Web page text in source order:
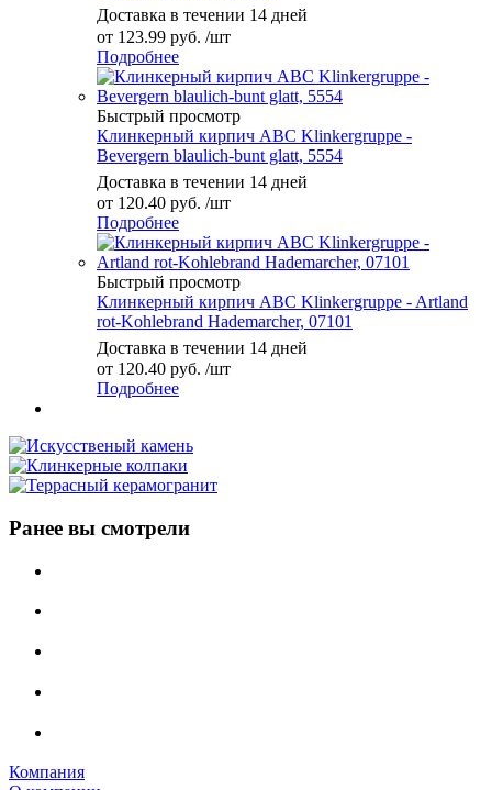
Доставка в течении 14 дней
от 123.99 руб. /шт
Подробнее
Быстрый просмотр
Клинкерный кирпич ABC Klinkergruppe -
Bevergern blaulich-bunt glatt, 5554
Доставка в течении 14 дней
от 120.40 руб. /шт
Подробнее
Быстрый просмотр
Клинкерный кирпич ABC Klinkergruppe - Artland
rot-Kohlebrand Hademarcher, 07101
Доставка в течении 14 дней
от 120.40 руб. /шт
Подробнее
Ранее вы смотрели
Компания